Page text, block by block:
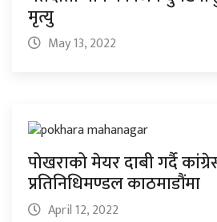
मृत्यु
May 13, 2022
पोखराको मेयर दाबी गर्दै
प्रतिनिधिमण्डल काठमाडौंमा
April 12, 2022